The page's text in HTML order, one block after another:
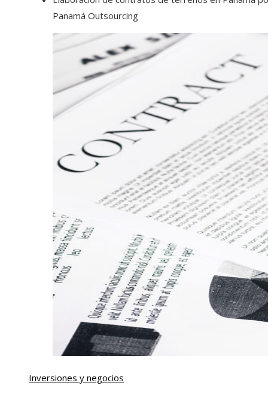
Panamá Outsourcing
Inversiones y negocios